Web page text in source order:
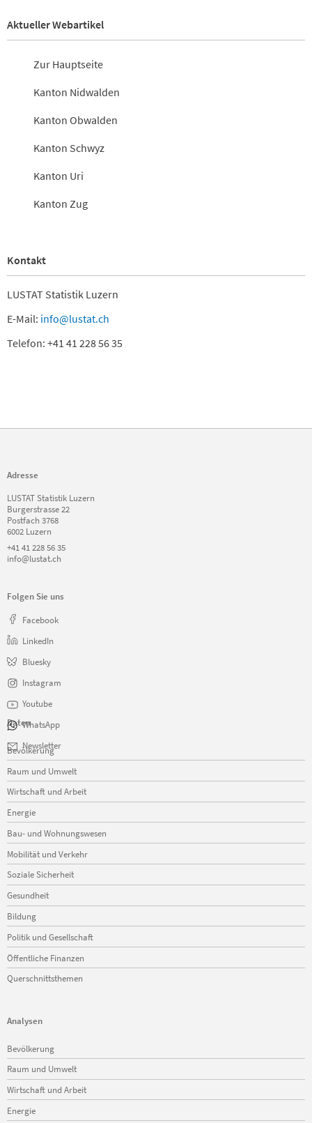
Aktueller Webartikel
Zur Hauptseite
Kanton Nidwalden
Kanton Obwalden
Kanton Schwyz
Kanton Uri
Kanton Zug
Kontakt
LUSTAT Statistik Luzern
E-Mail: info@lustat.ch
Telefon: +41 41 228 56 35
Adresse
LUSTAT Statistik Luzern
Burgerstrasse 22
Postfach 3768
6002 Luzern
+41 41 228 56 35
info@lustat.ch
Folgen Sie uns
Facebook
LinkedIn
Bluesky
Instagram
Youtube
WhatsApp
Newsletter
Daten
Navigation
überspringen
Bevölkerung
Raum und Umwelt
Wirtschaft und Arbeit
Energie
Bau- und Wohnungswesen
Mobilität und Verkehr
Soziale Sicherheit
Gesundheit
Bildung
Politik und Gesellschaft
Öffentliche Finanzen
Querschnittsthemen
Analysen
überspringen
Bevölkerung
Raum und Umwelt
Wirtschaft und Arbeit
Energie